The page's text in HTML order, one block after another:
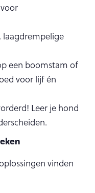
laagdrempelige
een boomstam of
voor lijf én
Leer je hond
vinden